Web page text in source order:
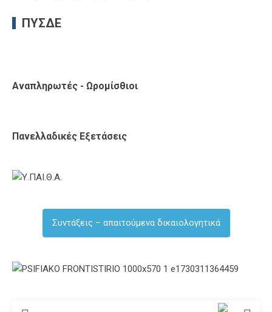
ΠΥΣΔΕ
Αναπληρωτές - Ωρομίσθιοι
Πανελλαδικές Εξετάσεις
Συντάξεις – απαιτούμενα δικαιολογητικά